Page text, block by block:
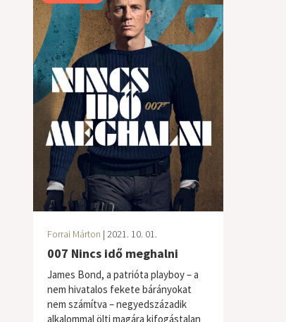
Forrai Márton | 2021. 10. 01.
007 Nincs idő meghalni
James Bond, a patrióta playboy – a
nem hivatalos fekete bárányokat
nem számítva – negyedszázadik
alkalommal ölti magára kifogástalan